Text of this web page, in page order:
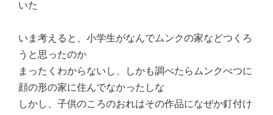
いた
いま考えると、小学生がなんでムンクの家などつくろ
うと思ったのか
まったくわからないし、しかも調べたらムンクべつに
顔の形の家に住んでなかったしな
しかし、子供のころのおれはその作品になぜか釘付け